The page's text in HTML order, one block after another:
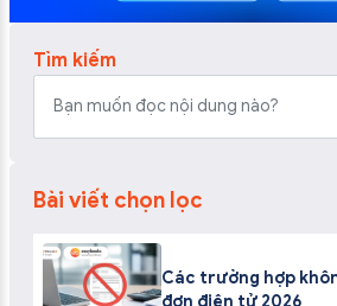
Tìm kiếm
Bài viết chọn lọc
Các trường hợp